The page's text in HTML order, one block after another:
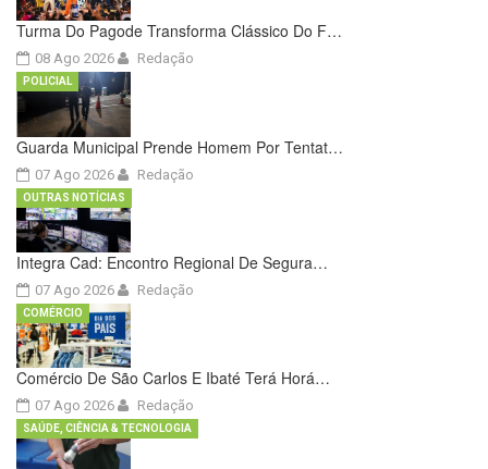
Turma Do Pagode Transforma Clássico Do F…
08 Ago 2026 Redação
Guarda Municipal Prende Homem Por Tentat…
07 Ago 2026
POLICIAL
Redação
Integra Cad: Encontro Regional De Segura…
07 Ago 2026
OUTRAS NOTÍCIAS
Redação
Comércio De São Carlos E Ibaté Terá Horá…
07 Ago 2026
COMÉRCIO
Redação
SAÚDE, CIÊNCIA & TECNOLOGIA